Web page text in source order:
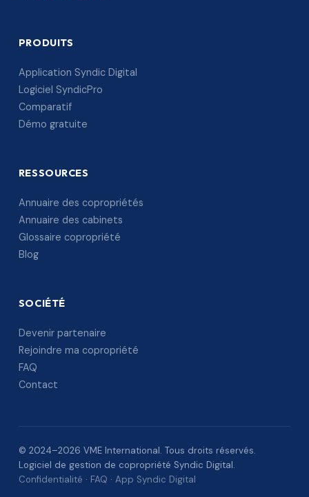
PRODUITS
Application Syndic Digital
Logiciel SyndicPro
Comparatif
Démo gratuite
RESSOURCES
Annuaire des copropriétés
Annuaire des cabinets
Glossaire copropriété
Blog
SOCIÉTÉ
Devenir partenaire
Rejoindre ma copropriété
FAQ
Contact
© 2024–2026 VME International. Tous droits réservés.
Logiciel de gestion de copropriété Syndic Digital.
Confidentialité · FAQ · App Syndic Digital